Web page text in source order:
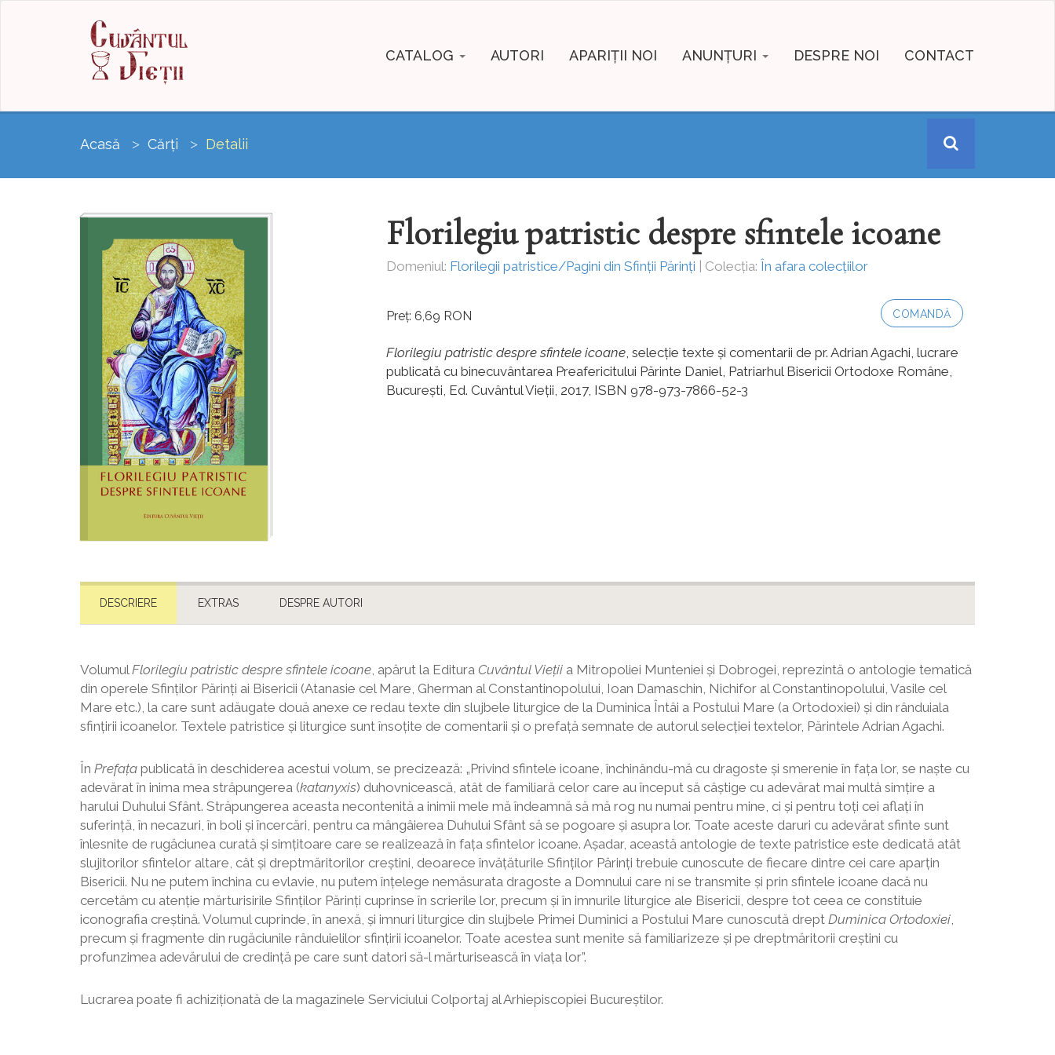
CATALOG AUTORI APARIȚII NOI ANUNȚURI DESPRE NOI CONTACT
Acasă Cărți Detalii
Florilegiu patristic despre sfintele icoane
Domeniul: Florilegii patristice/Pagini din Sfinții Părinți | Colecția: În afara colecțiilor
Preț: 6,69 RON COMANDĂ
Florilegiu patristic despre sfintele icoane , selecţie texte şi comentarii de pr. Adrian Agachi, lucrare
publicată cu binecuvântarea Preafericitului Părinte Daniel, Patriarhul Bisericii Ortodoxe Române,
Bucureşti, Ed. Cuvântul Vieţii, 2017, ISBN 978-973-7866-52-3
DESCRIERE EXTRAS DESPRE AUTORI
VolumulFlorilegiu patristic despre sfintele icoane, apărut la Editura Cuvântul Vieții a Mitropoliei Munteniei și Dobrogei, reprezintă o antologie tematică
din operele Sfinților Părinți ai Bisericii (Atanasie cel Mare, Gherman al Constantinopolului, Ioan Damaschin, Nichifor al Constantinopolului, Vasile cel
Mare etc.), la care sunt adăugate două anexe ce redau texte din slujbele liturgice de la Duminica Întâi a Postului Mare (a Ortodoxiei) și din rânduiala
sfințirii icoanelor. Textele patristice și liturgice sunt însoțite de comentarii și o prefață semnate de autorul selecției textelor, Părintele Adrian Agachi.
În Prefața publicată în deschiderea acestui volum, se precizează: „Privind sfintele icoane, închinându-mă cu dragoste și smerenie în fața lor, se naște cu
adevărat în inima mea străpungerea (katanyxis) duhovnicească, atât de familiară celor care au început să câștige cu adevărat mai multă simțire a
harului Duhului Sfânt. Străpungerea aceasta necontenită a inimii mele mă îndeamnă să mă rog nu numai pentru mine, ci și pentru toți cei aflați în
suferință, în necazuri, în boli și încercări, pentru ca mângâierea Duhului Sfânt să se pogoare și asupra lor. Toate aceste daruri cu adevărat sfinte sunt
înlesnite de rugăciunea curată și simțitoare care se realizează în fața sfintelor icoane. Așadar, această antologie de texte patristice este dedicată atât
slujitorilor sfintelor altare, cât și dreptmăritorilor creștini, deoarece învățăturile Sfinților Părinți trebuie cunoscute de fiecare dintre cei care aparțin
Bisericii. Nu ne putem închina cu evlavie, nu putem înțelege nemăsurata dragoste a Domnului care ni se transmite și prin sfintele icoane dacă nu
cercetăm cu atenție mărturisirile Sfinților Părinți cuprinse în scrierile lor, precum și în imnurile liturgice ale Bisericii, despre tot ceea ce constituie
iconografia creștină. Volumul cuprinde, în anexă, și imnuri liturgice din slujbele Primei Duminici a Postului Mare cunoscută drept Duminica Ortodoxiei,
precum și fragmente din rugăciunile rânduielilor sfințirii icoanelor. Toate acestea sunt menite să familiarizeze și pe dreptmăritorii creștini cu
profunzimea adevărului de credință pe care sunt datori să-l mărturisească în viața lor”.
Lucrarea poate fi achiziționată de la magazinele Serviciului Colportaj al Arhiepiscopiei Bucureștilor.